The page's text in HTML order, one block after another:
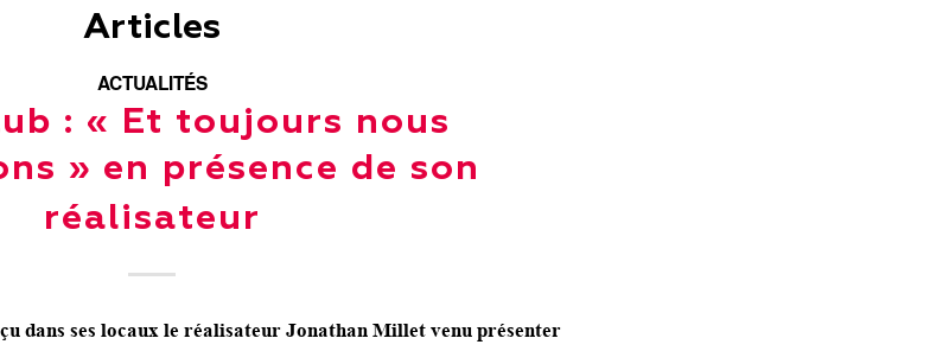
Articles
ACTUALITÉS
: « Et toujours nous
» en présence de son
réalisateur
dans ses locaux le réalisateur Jonathan Millet venu présenter